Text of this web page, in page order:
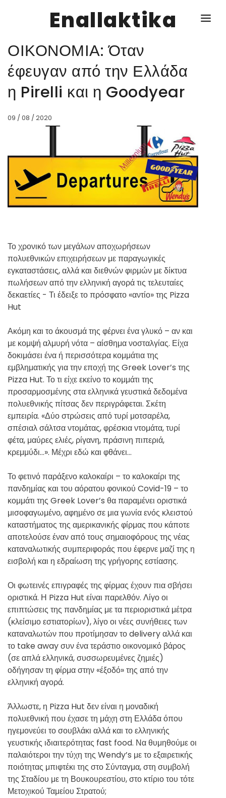
Enallaktika
ΥΓΕΙΑ
ΕΝΑΛΛΑΚΤΙΚΑ
ΑΥΤΑΡΚΕΙΑ
ΣΧΕΣΕΙΣ
ΟΙΚΟΝΟΜΙΑ: Όταν
έφευγαν από την Ελλάδα
η Pirelli και η Goodyear
09 / 08 / 2020
Το χρονικό των μεγάλων αποχωρήσεων
πολυεθνικών επιχειρήσεων με παραγωγικές
εγκαταστάσεις, αλλά και διεθνών φιρμών με δίκτυα
πωλήσεων από την ελληνική αγορά τις τελευταίες
δεκαετίες - Τι έδειξε το πρόσφατο «αντίο» της Pizza
Hut
Ακόμη και το άκουσμά της φέρνει ένα γλυκό – αν και
με κομψή αλμυρή νότα – αίσθημα νοσταλγίας. Είχα
δοκιμάσει ένα ή περισσότερα κομμάτια της
εμβληματικής για την εποχή της Greek Lover’s της
Pizza Hut. Το τι είχε εκείνο το κομμάτι της
προσαρμοσμένης στα ελληνικά γευστικά δεδομένα
πολυεθνικής πίτσας δεν περιγράφεται. Σκέτη
εμπειρία. «Δύο στρώσεις από τυρί μοτσαρέλα,
σπέσιαλ σάλτσα ντομάτας, φρέσκια ντομάτα, τυρί
φέτα, μαύρες ελιές, ρίγανη, πράσινη πιπεριά,
κρεμμύδι…». Μέχρι εδώ και φθάνει…
Το φετινό παράξενο καλοκαίρι – το καλοκαίρι της
πανδημίας και του αόρατου φονικού Covid-19 – το
κομμάτι της Greek Lover’s θα παραμένει οριστικά
μισοφαγωμένο, αφημένο σε μια γωνία ενός κλειστού
καταστήματος της αμερικανικής φίρμας που κάποτε
αποτελούσε έναν από τους σημαιοφόρους της νέας
καταναλωτικής συμπεριφοράς που έφερνε μαζί της η
εισβολή και η εδραίωση της γρήγορης εστίασης.
Οι φωτεινές επιγραφές της φίρμας έχουν πια σβήσει
οριστικά. Η Pizza Hut είναι παρελθόν. Λίγο οι
επιπτώσεις της πανδημίας με τα περιοριστικά μέτρα
(κλείσιμο εστιατορίων), λίγο οι νέες συνήθειες των
καταναλωτών που προτίμησαν το delivery αλλά και
το take away συν ένα τεράστιο οικονομικό βάρος
(σε απλά ελληνικά, συσσωρευμένες ζημιές)
οδήγησαν τη φίρμα στην «έξοδό» της από την
ελληνική αγορά.
Άλλωστε, η Pizza Hut δεν είναι η μοναδική
πολυεθνική που έχασε τη μάχη στη Ελλάδα όπου
ηγεμονεύει το σουβλάκι αλλά και το ελληνικής
γευστικής ιδιαιτερότητας fast food. Να θυμηθούμε οι
παλαιότεροι την τύχη της Wendy’s με το εξαιρετικής
ποιότητας μπιφτέκι της στο Σύνταγμα, στη συμβολή
της Σταδίου με τη Βουκουρεστίου, στο κτίριο του τότε
Μετοχικού Ταμείου Στρατού;